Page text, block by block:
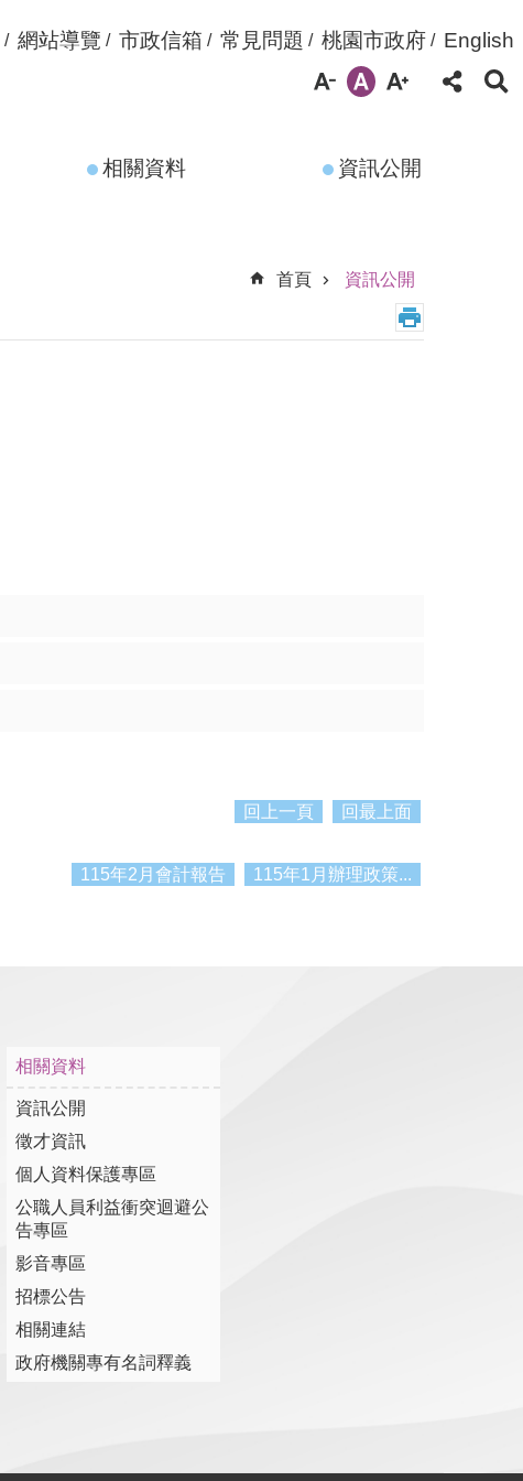
網站導覽 市政信箱 常見問題 桃園市政府 English
相關資料 資訊公開
首頁
資訊公開
回上一頁 回最上面
115年2月會計報告 115年1月辦理政策...
相關資料
資訊公開
徵才資訊
個人資料保護專區
公職人員利益衝突迴避公
告專區
影音專區
招標公告
相關連結
政府機關專有名詞釋義